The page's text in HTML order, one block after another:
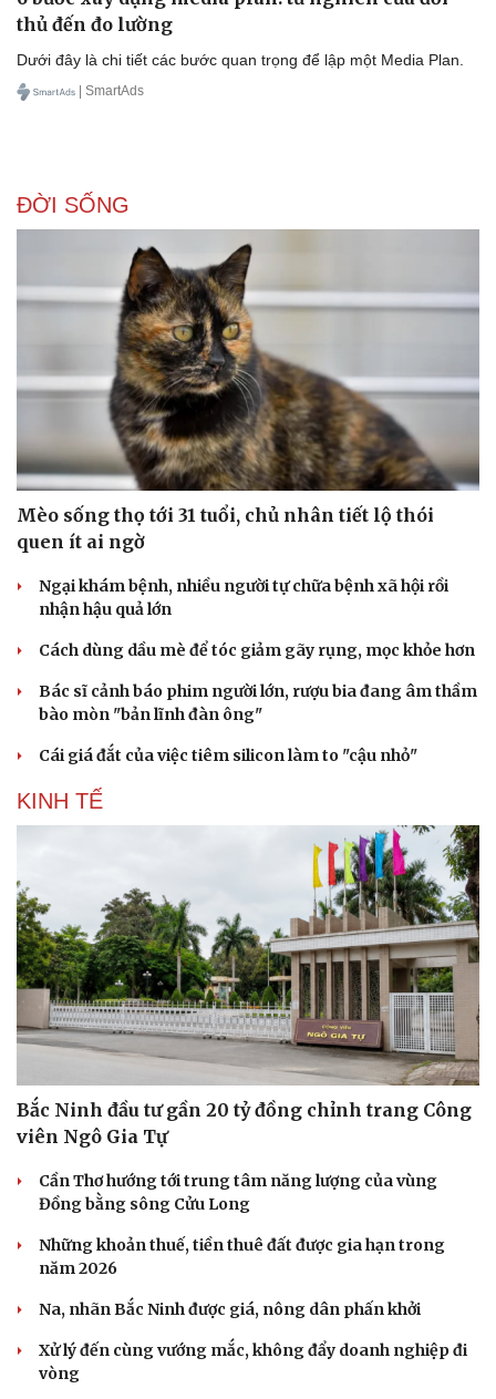
Du lịch
Tư vấn
Săn Tour
check-in
Podcast
Câu chuyện thời sự
Đọc truyện đêm khuya
Cửa sổ tình yêu
Kể chuyện cho bé
Hạt giống tâm hồn
thủ đến đo lường
Dưới đây là chi tiết các bước quan trọng để lập một Media Plan.
| SmartAds
ĐỜI SỐNG
Mèo sống thọ tới 31 tuổi, chủ nhân tiết lộ thói
quen ít ai ngờ
Ngại khám bệnh, nhiều người tự chữa bệnh xã hội rồi
nhận hậu quả lớn
Cách dùng dầu mè để tóc giảm gãy rụng, mọc khỏe hơn
Bác sĩ cảnh báo phim người lớn, rượu bia đang âm thầm
bào mòn "bản lĩnh đàn ông"
Cái giá đắt của việc tiêm silicon làm to "cậu nhỏ"
KINH TẾ
Bắc Ninh đầu tư gần 20 tỷ đồng chỉnh trang Công
viên Ngô Gia Tự
Cần Thơ hướng tới trung tâm năng lượng của vùng
Đồng bằng sông Cửu Long
Những khoản thuế, tiền thuê đất được gia hạn trong
năm 2026
Na, nhãn Bắc Ninh được giá, nông dân phấn khởi
Xử lý đến cùng vướng mắc, không đẩy doanh nghiệp đi
vòng